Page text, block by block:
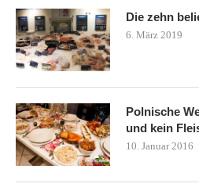
Die zehn
6. März 2019
Polnische
und kein
10. Januar 2016